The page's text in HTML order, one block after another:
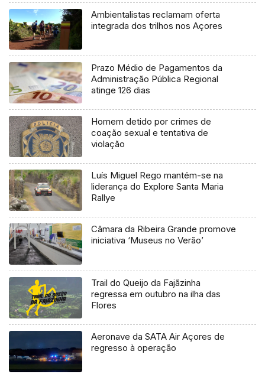
Ambientalistas reclamam oferta
integrada dos trilhos nos Açores
Prazo Médio de Pagamentos da
Administração Pública Regional
atinge 126 dias
Homem detido por crimes de
coação sexual e tentativa de
violação
Luís Miguel Rego mantém-se na
liderança do Explore Santa Maria
Rallye
Câmara da Ribeira Grande promove
iniciativa ‘Museus no Verão’
Trail do Queijo da Fajãzinha
regressa em outubro na ilha das
Flores
Aeronave da SATA Air Açores de
regresso à operação